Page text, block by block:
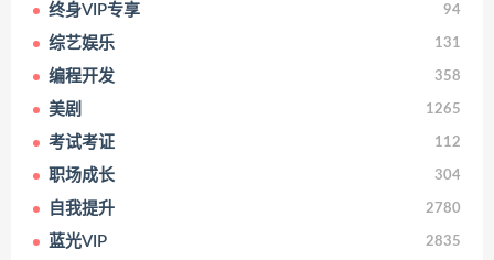
终身VIP专享 94
综艺娱乐 131
编程开发 358
美剧 1265
考试考证 112
职场成长 304
自我提升 2780
蓝光VIP 2835